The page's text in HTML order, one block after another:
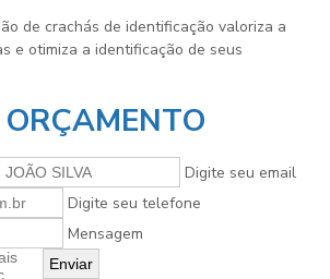
de crachás de identificação valoriza a
e otimiza a identificação de seus
Digite seu email
Digite seu telefone
Mensagem